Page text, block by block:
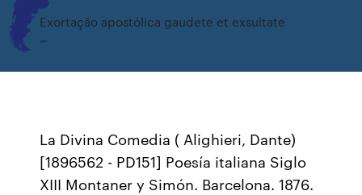
Exortação apostólica gaudete et exsultate
La Divina Comedia ( Alighieri, Dante)
[1896562 - PD151] Poesía italiana Siglo
XIII Montaner y Simón. Barcelona. 1876.